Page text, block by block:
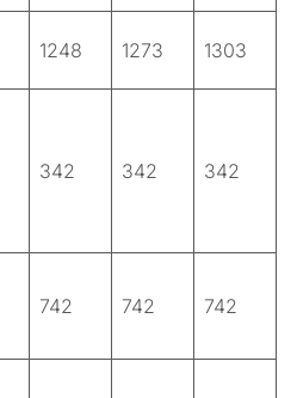
1248 1273 1303
342 342 342
742 742 742